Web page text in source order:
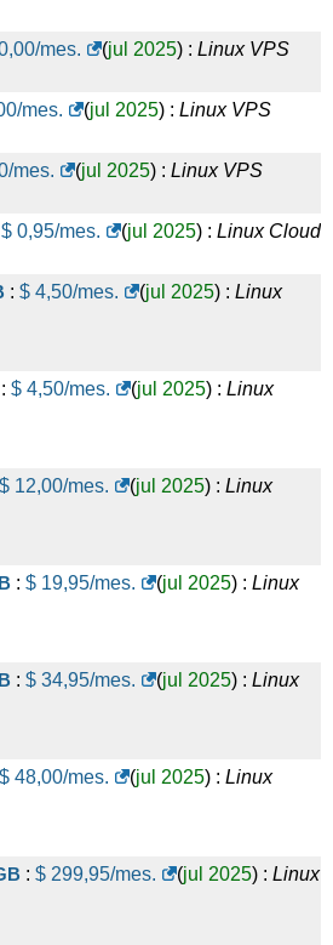
/mes. (jul 2025) : Linux VPS
/mes. (jul 2025) : Linux VPS
/mes. (jul 2025) : Linux VPS
$ 0,95/mes. (jul 2025) : Linux Cloud
: $ 4,50/mes. (jul 2025) : Linux
: $ 4,50/mes. (jul 2025) : Linux
$ 12,00/mes. (jul 2025) : Linux
: $ 19,95/mes. (jul 2025) : Linux
: $ 34,95/mes. (jul 2025) : Linux
$ 48,00/mes. (jul 2025) : Linux
: $ 299,95/mes. (jul 2025) : Linux